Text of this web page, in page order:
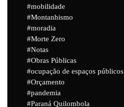
mobilidade
Montanhismo
moradia
Morte Zero
Notas
Obras Públicas
ocupação de espaços públicos
Orçamento
pandemia
Paraná Quilombola